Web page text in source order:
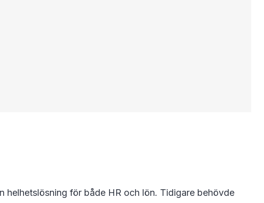
helhetslösning för både HR och lön. Tidigare behövde